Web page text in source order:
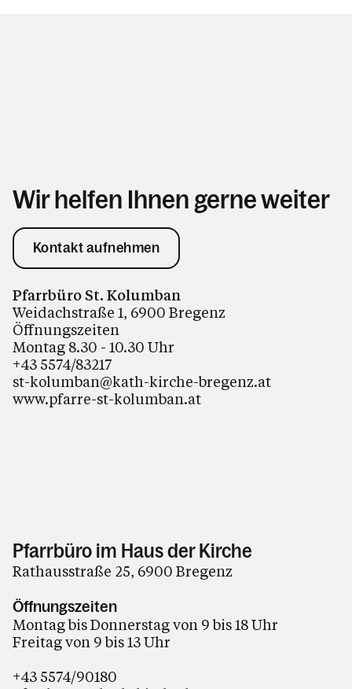
Wir helfen Ihnen gerne weiter
Kontakt aufnehmen
Pfarrbüro St. Kolumban
Weidachstraße 1, 6900 Bregenz
Öffnungszeiten
Montag 8.30 - 10.30 Uhr
+43 5574/83217
st-kolumban@kath-kirche-bregenz.at
www.pfarre-st-kolumban.at
Pfarrbüro im Haus der Kirche
Rathausstraße 25, 6900 Bregenz
Öffnungszeiten
Montag bis Donnerstag von 9 bis 18 Uhr
Freitag von 9 bis 13 Uhr
+43 5574/90180